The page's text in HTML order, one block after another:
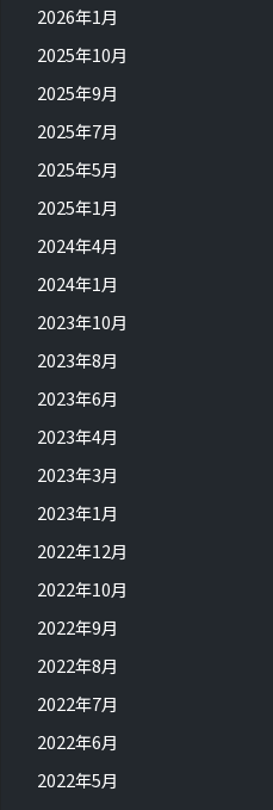
2026年1月
2025年10月
2025年9月
2025年7月
2025年5月
2025年1月
2024年4月
2024年1月
2023年10月
2023年8月
2023年6月
2023年4月
2023年3月
2023年1月
2022年12月
2022年10月
2022年9月
2022年8月
2022年7月
2022年6月
2022年5月